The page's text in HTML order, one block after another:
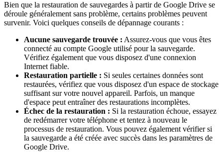
Bien que la restauration de sauvegardes à partir de Google Drive se
déroule généralement sans problème, certains problèmes peuvent
survenir. Voici quelques conseils de dépannage courants :
Aucune sauvegarde trouvée : Assurez-vous que vous êtes
connecté au compte Google utilisé pour la sauvegarde.
Vérifiez également que vous disposez d'une connexion
Internet fiable.
Restauration partielle : Si seules certaines données sont
restaurées, vérifiez que vous disposez d'un espace de stockage
suffisant sur votre nouvel appareil. Parfois, un manque
d'espace peut entraîner des restaurations incomplètes.
Échec de la restauration : Si la restauration échoue, essayez
de redémarrer votre téléphone et tentez à nouveau le
processus de restauration. Vous pouvez également vérifier si
la sauvegarde a été créée avec succès dans les paramètres de
Google Drive.